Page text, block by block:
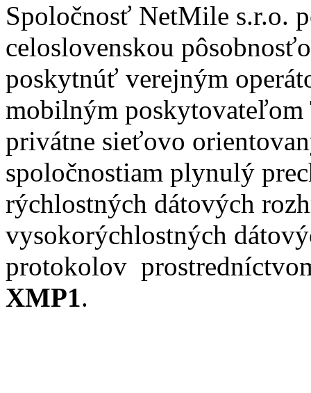
Spoločnosť NetMile s.r.o.
celoslovenskou
poskytnúť verejným
mobilným
privátne sieťovo
spoločnostiam plynulý
rýchlostných dátových
vysokorýchlostných
protokolov
XMP1.